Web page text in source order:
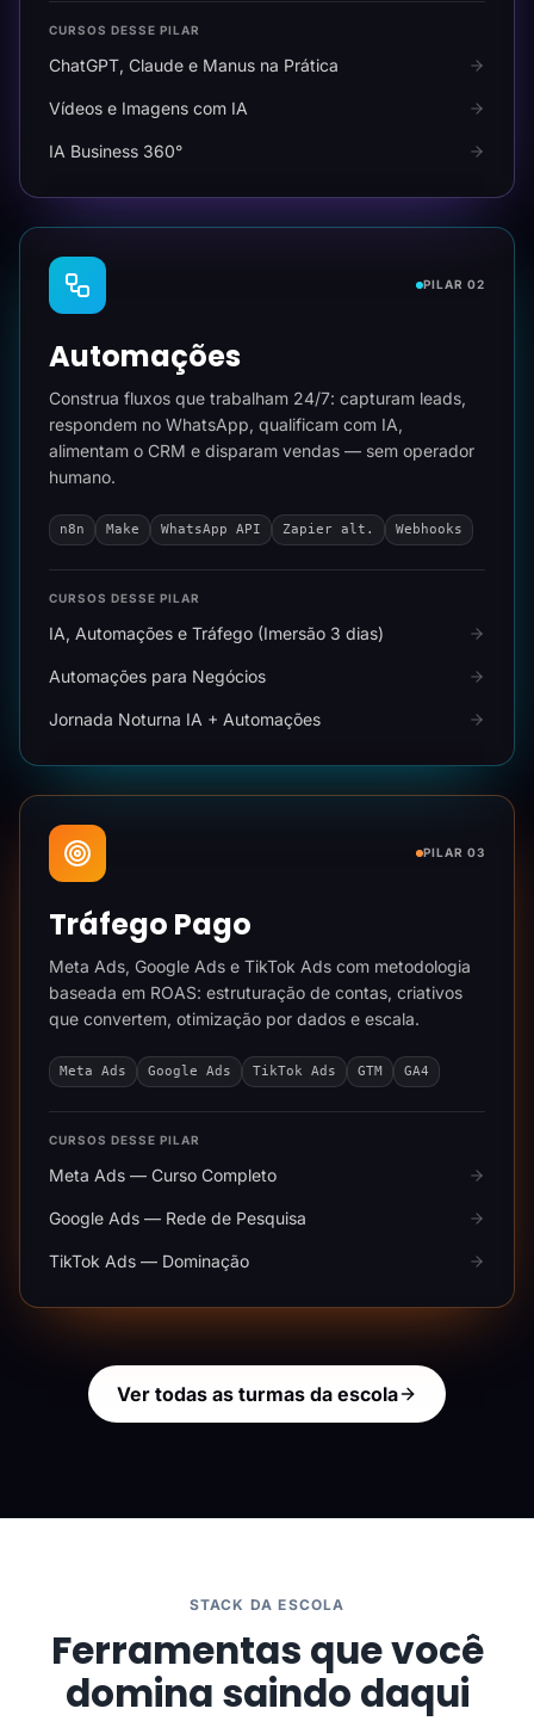
CURSOS DESSE PILAR
ChatGPT, Claude e Manus na Prática
Vídeos e Imagens com IA
IA Business 360°
PILAR 02
Automações
Construa fluxos que trabalham 24/7: capturam leads,
respondem no WhatsApp, qualificam com IA,
alimentam o CRM e disparam vendas — sem operador
humano.
n8n Make WhatsApp API Zapier alt. Webhooks
CURSOS DESSE PILAR
IA, Automações e Tráfego (Imersão 3 dias)
Automações para Negócios
Jornada Noturna IA + Automações
PILAR 03
Tráfego Pago
Meta Ads, Google Ads e TikTok Ads com metodologia
baseada em ROAS: estruturação de contas, criativos
que convertem, otimização por dados e escala.
Meta Ads Google Ads TikTok Ads GTM GA4
CURSOS DESSE PILAR
Meta Ads — Curso Completo
Google Ads — Rede de Pesquisa
TikTok Ads — Dominação
Ver todas as turmas da escola
STACK DA ESCOLA
Ferramentas que você
domina saindo daqui